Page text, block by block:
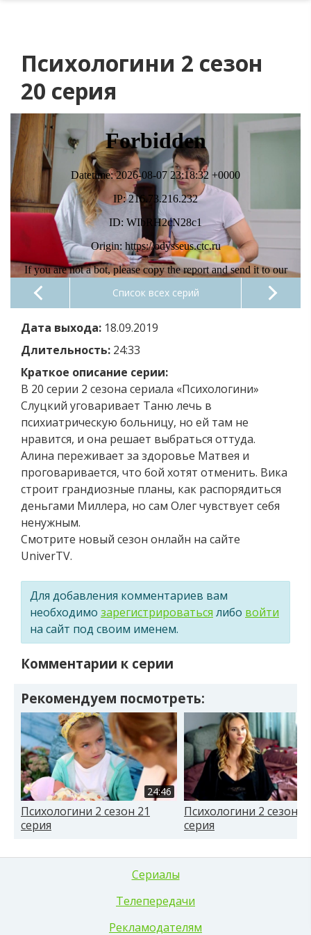
Психологини 2 сезон
20 серия
Список всех серий
Дата выхода: 18.09.2019
Длительность: 24:33
Краткое описание серии:
В 20 серии 2 сезона сериала «Психологини»
Слуцкий уговаривает Таню лечь в
психиатрическую больницу, но ей там не
нравится, и она решает выбраться оттуда.
Алина переживает за здоровье Матвея и
проговаривается, что бой хотят отменить. Вика
строит грандиозные планы, как распорядиться
деньгами Миллера, но сам Олег чувствует себя
ненужным.
Смотрите новый сезон онлайн на сайте
UniverTV.
Для добавления комментариев вам
необходимо зарегистрироваться либо войти
на сайт под своим именем.
Комментарии к серии
Рекомендуем посмотреть:
24:46
Психологини 2 сезон 21
серия
Психологини 2 сезон
серия
Сериалы
Телепередачи
Рекламодателям